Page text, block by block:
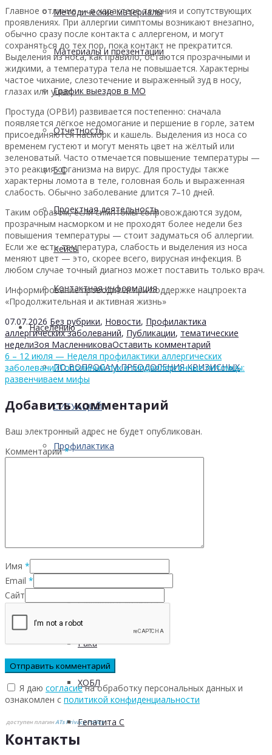
Методические материалы
Материалы и презентации
График выездов в МО
Отчетность
5 С
Проектная деятельность
Кейсы
Контактная информация
Населению
ПО ВОПРОСАМ ПРЕОДОЛЕНИЯ КРИЗИСНЫХ
СИТУАЦИЙ
Профилактика
Сахарного диабета
Рака
ХОБЛ
Гепатита С
Главное отличие — в характере течения и сопутствующих
проявлениях. При аллергии симптомы возникают внезапно,
обычно сразу после контакта с аллергеном, и могут
сохраняться до тех пор, пока контакт не прекратится.
Выделения из носа, как правило, остаются прозрачными и
жидкими, а температура тела не повышается. Характерны
частое чихание, слезотечение и выраженный зуд в носу,
глазах или ушах.
Простуда (ОРВИ) развивается постепенно: сначала
появляется лёгкое недомогание и першение в горле, затем
присоединяются насморк и кашель. Выделения из носа со
временем густеют и могут менять цвет на жёлтый или
зеленоватый. Часто отмечается повышение температуры —
это реакция организма на вирус. Для простуды также
характерны ломота в теле, головная боль и выраженная
слабость. Обычно заболевание длится 7–10 дней.
Таким образом, если симптомы сопровождаются зудом,
прозрачным насморком и не проходят более недели без
повышения температуры — стоит задуматься об аллергии.
Если же есть температура, слабость и выделения из носа
меняют цвет — это, скорее всего, вирусная инфекция. В
любом случае точный диагноз может поставить только врач.
Информирование проводится при поддержке нацпроекта
«Продолжительная и активная жизнь»
07.07.2026 Без рубрики, Новости, Профилактика
аллергических заболеваний, Публикации, тематические
неделиЗоя МасленниковаОставить комментарий
6 – 12 июля — Неделя профилактики аллергических
заболеванийТополиный пух и гипоаллергенные питомцы:
развенчиваем мифы
Добавить комментарий
Ваш электронный адрес не будет опубликован.
Комментарий*
Имя *
Email *
Сайт
Я даю согласиена обработку персональных данных и
ознакомлен с политикой конфиденциальности
доступен плагинATs Privacy Policy©
Контакты